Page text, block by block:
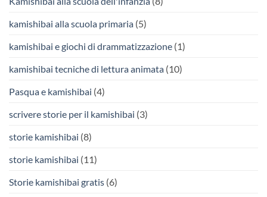
kamishibai alla scuola primaria (5)
kamishibai e giochi di drammatizzazione (1)
kamishibai tecniche di lettura animata (10)
Pasqua e kamishibai (4)
scrivere storie per il kamishibai (3)
storie kamishibai (8)
storie kamishibai (11)
Storie kamishibai gratis (6)